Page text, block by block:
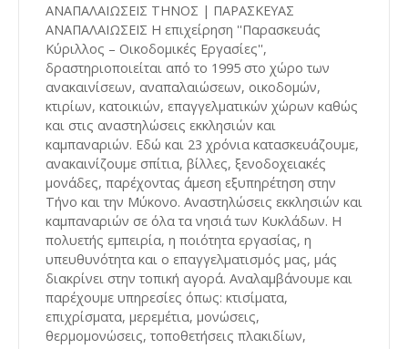
ΑΝΑΠΑΛΑΙΩΣΕΙΣ ΤΗΝΟΣ | ΠΑΡΑΣΚΕΥΑΣ
ΑΝΑΠΑΛΑΙΩΣΕΙΣ Η επιχείρηση ''Παρασκευάς
Κύριλλος – Οικοδομικές Εργασίες'',
δραστηριοποιείται από το 1995 στο χώρο των
ανακαινίσεων, αναπαλαιώσεων, οικοδομών,
κτιρίων, κατοικιών, επαγγελματικών χώρων καθώς
και στις αναστηλώσεις εκκλησιών και
καμπαναριών. Εδώ και 23 χρόνια κατασκευάζουμε,
ανακαινίζουμε σπίτια, βίλλες, ξενοδοχειακές
μονάδες, παρέχοντας άμεση εξυπηρέτηση στην
Τήνο και την Μύκονο. Αναστηλώσεις εκκλησιών και
καμπαναριών σε όλα τα νησιά των Κυκλάδων. Η
πολυετής εμπειρία, η ποιότητα εργασίας, η
υπευθυνότητα και ο επαγγελματισμός μας, μάς
διακρίνει στην τοπική αγορά. Αναλαμβάνουμε και
παρέχουμε υπηρεσίες όπως: κτισίματα,
επιχρίσματα, μερεμέτια, μονώσεις,
θερμομονώσεις, τοποθετήσεις πλακιδίων,